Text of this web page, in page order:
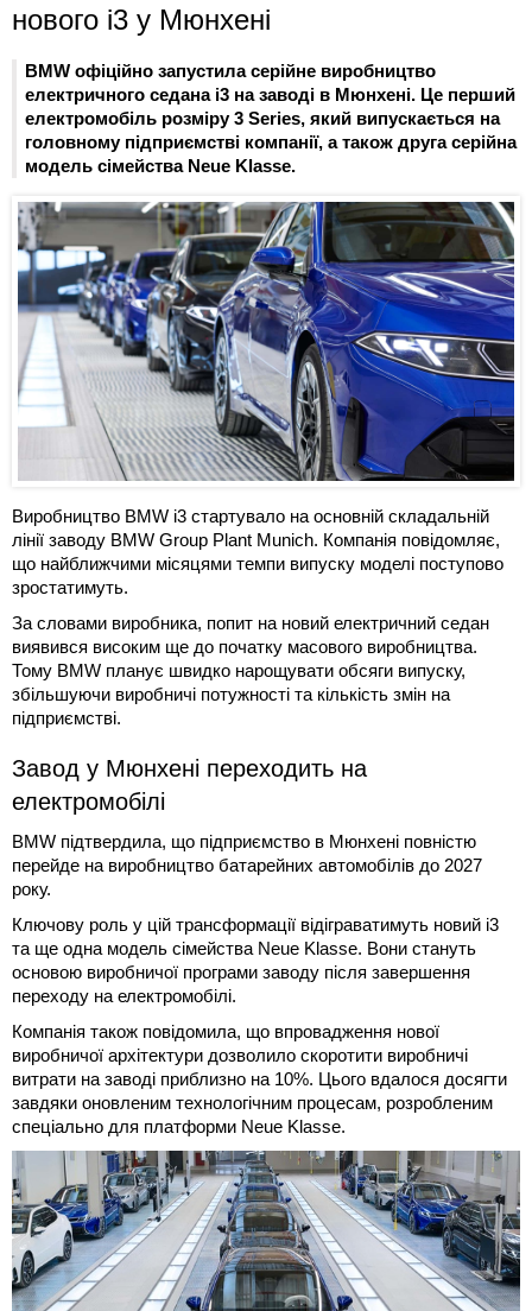
нового i3 у Мюнхені
BMW офіційно запустила серійне виробництво
електричного седана i3 на заводі в Мюнхені. Це перший
електромобіль розміру 3 Series, який випускається на
головному підприємстві компанії, а також друга серійна
модель сімейства Neue Klasse.
Виробництво BMW i3 стартувало на основній складальній
лінії заводу BMW Group Plant Munich. Компанія повідомляє,
що найближчими місяцями темпи випуску моделі поступово
зростатимуть.
За словами виробника, попит на новий електричний седан
виявився високим ще до початку масового виробництва.
Тому BMW планує швидко нарощувати обсяги випуску,
збільшуючи виробничі потужності та кількість змін на
підприємстві.
Завод у Мюнхені переходить на
електромобілі
BMW підтвердила, що підприємство в Мюнхені повністю
перейде на виробництво батарейних автомобілів до 2027
року.
Ключову роль у цій трансформації відіграватимуть новий i3
та ще одна модель сімейства Neue Klasse. Вони стануть
основою виробничої програми заводу після завершення
переходу на електромобілі.
Компанія також повідомила, що впровадження нової
виробничої архітектури дозволило скоротити виробничі
витрати на заводі приблизно на 10%. Цього вдалося досягти
завдяки оновленим технологічним процесам, розробленим
спеціально для платформи Neue Klasse.